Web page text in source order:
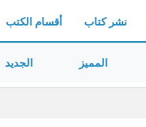
نشر كتاب أقسام الكتب
المميز الجديد